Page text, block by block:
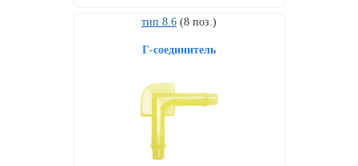
тип 8.6 (8 поз.)
Г-соединитель